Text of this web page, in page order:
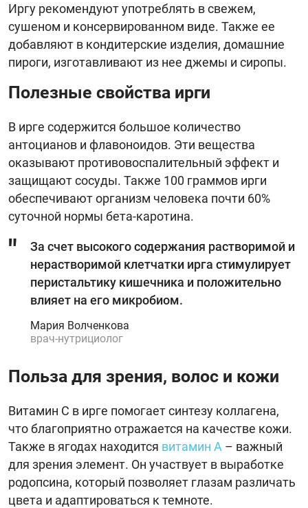
Иргу рекомендуют употреблять в свежем,
сушеном и консервированном виде. Также ее
добавляют в кондитерские изделия, домашние
пироги, изготавливают из нее джемы и сиропы.
Полезные свойства ирги
В ирге содержится большое количество
антоцианов и флавоноидов. Эти вещества
оказывают противовоспалительный эффект и
защищают сосуды. Также 100 граммов ирги
обеспечивают организм человека почти 60%
суточной нормы бета-каротина.
За счет высокого содержания растворимой и
нерастворимой клетчатки ирга стимулирует
перистальтику кишечника и положительно
влияет на его микробиом.
Мария Волченкова
врач-нутрициолог
Польза для зрения, волос и кожи
Витамин С в ирге помогает синтезу коллагена,
что благоприятно отражается на качестве кожи.
Также в ягодах находится витамин А – важный
для зрения элемент. Он участвует в выработке
родопсина, который позволяет глазам различать
цвета и адаптироваться к темноте.